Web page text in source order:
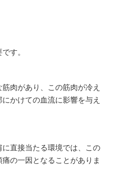
す。
肉があり、この筋肉が冷え
かけての血流に影響を与え
直接当たる環境では、この
の一因となることがありま